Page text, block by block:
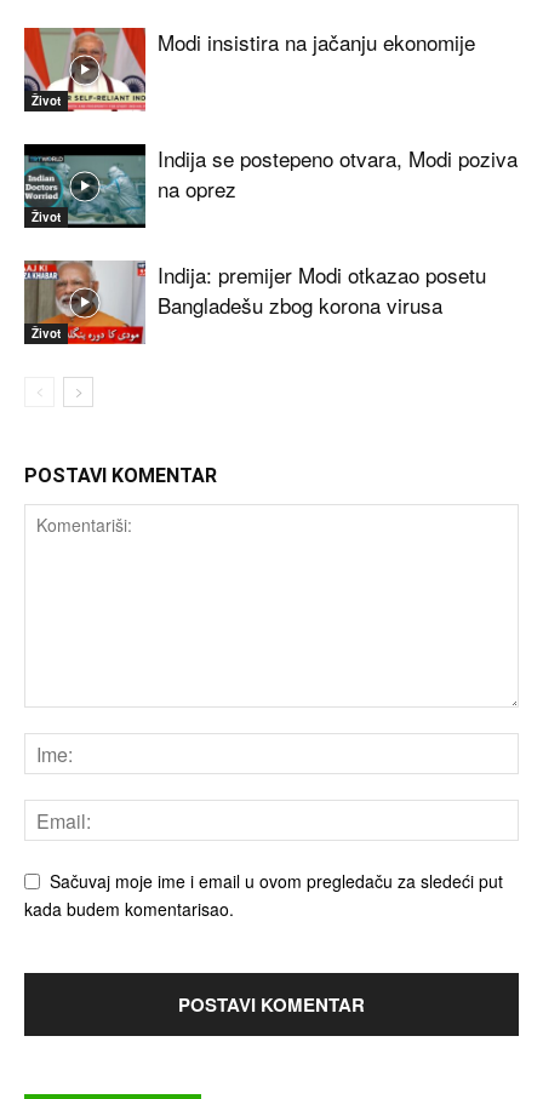
Život
Modi insistira na jačanju ekonomije
Život
Indija se postepeno otvara, Modi poziva
na oprez
Život
Indija: premijer Modi otkazao posetu
Bangladešu zbog korona virusa
POSTAVI KOMENTAR
Sačuvaj moje ime i email u ovom pregledaču za sledeći put
kada budem komentarisao.